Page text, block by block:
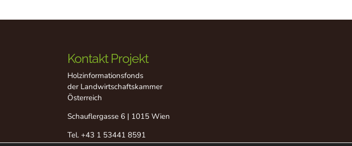
Kontakt Projekt
Holzinformationsfonds
der Landwirtschaftskammer
Österreich
Schauflergasse 6 | 1015 Wien
Tel.+43 1 53441 8591